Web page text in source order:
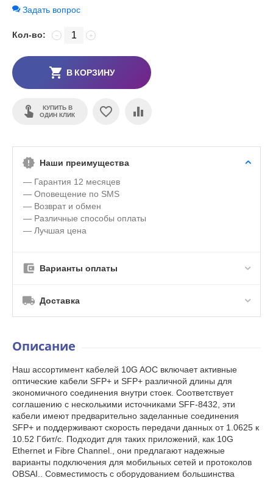
Задать вопрос
Кол-во: +
−
В КОРЗИНУ
КУПИТЬ В
ОДИН КЛИК
Наши преимущества
— Гарантия 12 месяцев
— Оповещение по SMS
— Возврат и обмен
— Различные способы оплаты
— Лучшая цена
Варианты оплаты
Доставка
Описание
Наш ассортимент кабелей 10G AOC включает активные
оптические кабели SFP+ и SFP+ различной длины для
экономичного соединения внутри стоек. Соответствует
соглашению с несколькими источниками SFF-8432, эти
кабели имеют предварительно заделанные соединения
SFP+ и поддерживают скорость передачи данных от 1.0625 к
10.52 Гбит/с. Подходит для таких приложений, как 10G
Ethernet и Fibre Channel., они предлагают надежные
варианты подключения для мобильных сетей и протоколов
OBSAI.. Совместимость с оборудованием большинства